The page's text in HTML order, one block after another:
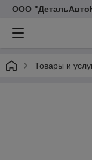
ООО
Товары и